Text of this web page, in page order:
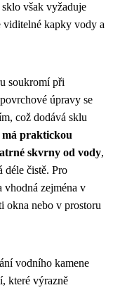
však vyžaduje
viditelné kapky vody a
soukromí při
úpravy se
což dodává sklu
praktickou
skvrny od vody,
déle čistě. Pro
vhodná zejména v
okna nebo v prostoru
vodního kamene
které výrazně